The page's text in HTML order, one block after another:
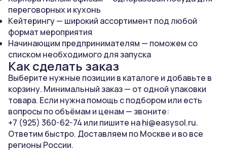
переговорных и кухонь
Кейтерингу — широкий ассортимент под любой
формат мероприятия
Начинающим предпринимателям — поможем со
списком необходимого для запуска
Как сделать заказ
Выберите нужные позиции в каталоге и добавьте в
корзину. Минимальный заказ — от одной упаковки
товара. Если нужна помощь с подбором или есть
вопросы по объёмам и ценам — звоните:
+7 (925) 360-62-74 или пишите наhi@easysol.ru.
Ответим быстро. Доставляем по Москве и во все
регионы России.